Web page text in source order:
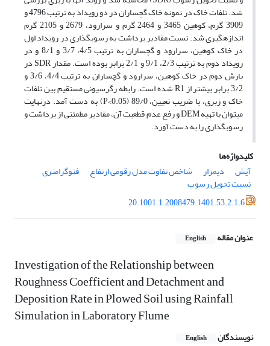
شد. تلفات خاک در نمونه خاک گچساران در دو رویداد به ترتیب 4796 و
3909 گرم، کوهین 3465 و 2464 گرم و سرارود، 2679 و 2105 گرم
اندازه­گیری شد. نسبت مقادیر برداشت به رسوب­گذاری در رویداد اول
در خاک کوهین، سرارود و گچساران به ترتیب 4/5، 3/7 و 8/1 و در
رویداد دوم به ترتیب 2/3، 9/1 و 2/1 برابر بوده­ است. مقدار SDR در
بارش دوم در خاک کوهین، سرارود و گچساران به ترتیب 4/4، 3/6 و
3/2 برابر بیشتر از R1 شده است. رابطه رگرسیونی مستقیم بین تلفات
خاک و زبری، با ضریب تعیین، 89/0 (P<0.05) به ­دست آمد. درنهایت
می­توان با تهیه DEM و رفع عدم قطعیت­ آن، مقادیر مطمئنی از برداشت و
رسوب­گذاری را به دست آورد.
کلیدواژه‌ها
آیش
دیمزار شاخص تفاوت مدل رقومی ارتفاع فتوگرامتری
نسبت تحویل رسوب
20.1001.1.2008479.1401.53.2.1.6
عنوان مقاله English
Investigation of the Relationship between
Roughness Coefficient and Detachment and
Deposition Rate in Plowed Soil using Rainfall
Simulation in Laboratory Flume
نویسندگان English